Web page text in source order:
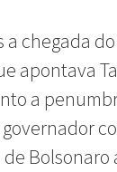
a chegada
apontava
a